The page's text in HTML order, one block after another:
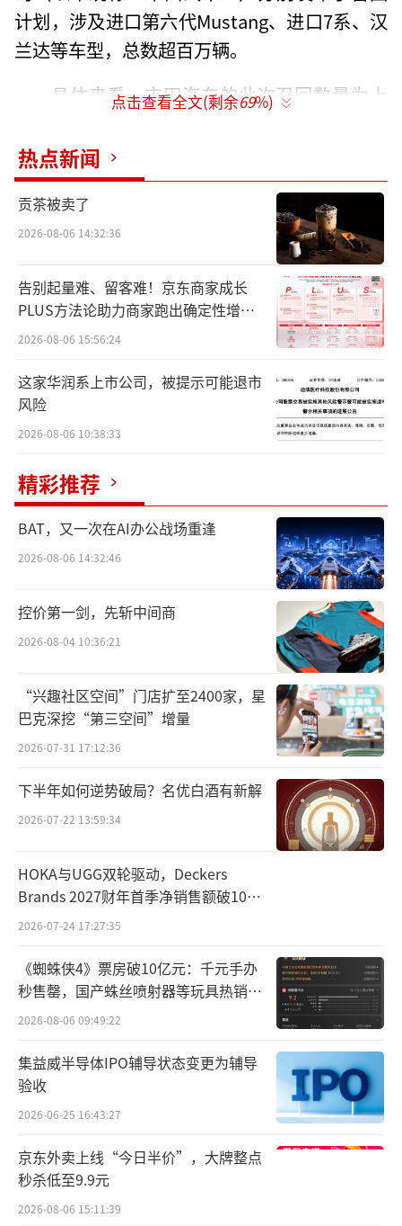
计划，涉及进口第六代Mustang、进口7系、汉
兰达等车型，总数超百万辆。
具体来看，丰田汽车的此次召回数量为上
部分车辆的高压燃油泵内部零件的耐压性能不
足问题，自即日起召回2019年8月6日至2023年
7月11日期间生产的部分卡罗拉汽车、2018年1
0月13日至2022年1月14日期间生产的部分汉兰
达汽车和2018年9月4日至2022年9月6日期间生
产的部分进口RX汽车。
其次，因部分车辆存在影响发动机冷启动
时转速稳定的因素，自即日起召回2018年10月
13日至2021年3月31日期间生产的部分汉兰达
汽车、2018年11月30日至2021年3月1日期间生
再因为部分车辆前保险杠下护板安装结构
不当，自2023年12月15日起召回2021年8月7日
至2023年10月5日期间生产的部分汉兰达汽
宝马中国方面，其自即日起召回生产日期
从2022年6月28日至2023年8月22日的部分进口
7系汽车，共计12197台。原因是因供应商生产
工艺调整，部分车辆的方向盘接地导线的螺栓
孔未按规格生产，可能导致方向盘接地连接异
常，方向盘离手检测系统无法识别驾驶员的手
是否脱离方向盘，增加了开启车辆辅助驾驶功
能后驾驶员及乘客的安全风险，存在安全隐
患。
东风汽车集团则由于车辆的车载终端（T-b
ox）所采集的信息，在某些特定充电场景时上
传不完整，致使远程数据监控平台无法及时发
布预警信息，即日起召回2021年3月27日至202
2年12月19日生产的部分东风EX1和东风EX1PR
O电动汽车，共计33618辆。
福特汽车旗下部分进口第六代Mustang汽
车存在影响车辆制动效果、增加碰撞风险的因
素，决定自2023年12月22日起，召回2019年8
月6日至2022年10月10日期间生产的部分进口
第六代Mustang汽车，共计5744辆。
点击查看全文(剩余69%)
热点新闻
贡茶被卖了
2026-08-06 14:32:36
告别起量难、留客难！京东商家成长
PLUS方法论助力商家跑出确定性增长
路径
2026-08-06 15:56:24
这家华润系上市公司，被提示可能退市
风险
2026-08-06 10:38:33
精彩推荐
BAT，又一次在AI办公战场重逢
2026-08-06 14:32:46
控价第一剑，先斩中间商
2026-08-04 10:36:21
“兴趣社区空间”门店扩至2400家，星
巴克深挖“第三空间”增量
2026-07-31 17:12:36
下半年如何逆势破局？名优白酒有新解
2026-07-22 13:59:34
HOKA与UGG双轮驱动，Deckers
Brands 2027财年首季净销售额破10亿
美元
2026-07-24 17:27:35
《蜘蛛侠4》票房破10亿元：千元手办
秒售罄，国产蛛丝喷射器等玩具热销海
外
2026-08-06 09:49:22
集益威半导体IPO辅导状态变更为辅导
验收
2026-06-25 16:43:27
京东外卖上线“今日半价”，大牌整点
秒杀低至9.9元
2026-08-06 15:11:39